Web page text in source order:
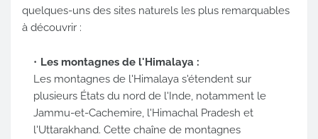
quelques-uns des sites naturels les plus remarquables
à découvrir :
Les montagnes de l'Himalaya :
Les montagnes de l'Himalaya s'étendent sur
plusieurs États du nord de l'Inde, notamment le
Jammu-et-Cachemire, l'Himachal Pradesh et
l'Uttarakhand. Cette chaîne de montagnes